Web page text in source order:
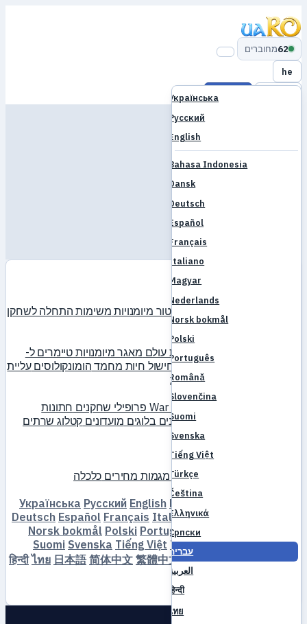
62מחוברים
he
Українська
Русский
English
Bahasa Indonesia
Dansk
Deutsch
Español
Français
Italiano
Magyar
Nederlands
Norsk bokmål
Polski
Português
Română
Slovenčina
Suomi
Svenska
Tiếng Việt
Türkçe
Čeština
Ελληνικά
Српски
עברית
العربية
हिन्दी
ไทย
סימולטור מיומנויות משימות התחלה לשחקן
מיקומים מפת עולם מאגר מיומנויות טיימרים ל-
מדריך פארמינגיצירה וחישול חיות מחמד הומונקולוסיםעליית
מכניקותהפניות
War of Emperium פרופילי שחקנים חתונות
גלריהסרטונים בלוגים מועדונים קטלוג שרתים
שותפים
מכירות פומביות מגמות מחירים כלכלה
Українська Русский English Bahasa Indonesia
Deutsch Español Français Italiano Magyar
Norsk bokmål Polski Português Română
Suomi Svenska Tiếng Việt Türkçe Čeština Ελληνικά
Српски עברית العربية हिन्दी ไทย 日本語 简体中文 繁體中文 한